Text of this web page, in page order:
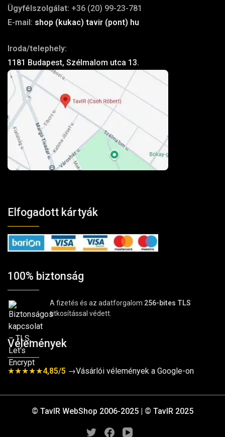
Ügyfélszolgálat: +36 (20) 99-23-781
E-mail: shop (kukac) tavir (pont) hu
Iroda/telephely:
1181 Budapest, Szélmalom utca 13.
Elfogadott kártyák
100% biztonság
A fizetés és az adatforgalom 256-bites TLS
titkosítással védett.
Vélemények
★★★★★4,85/5 →Vásárlói vélemények a Google-on
© TavIR WebShop 2006-2025 | © TavIR 2025